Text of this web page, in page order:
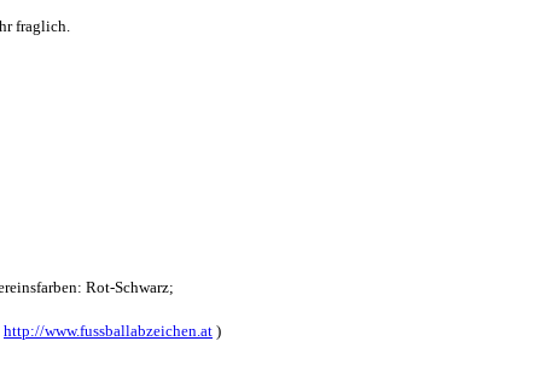
fraglich.
Rot-Schwarz;
http://www.fussballabzeichen.at )